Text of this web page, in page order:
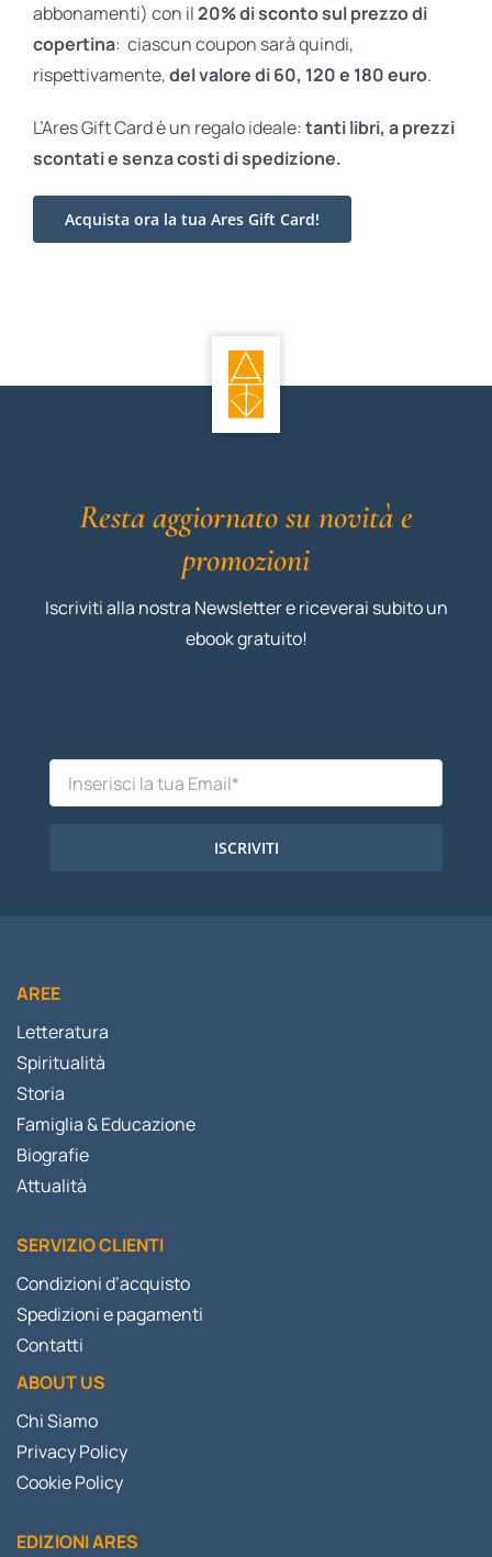
abbonamenti) con il20% di sconto sul prezzo di
copertina: ciascun coupon sarà quindi,
rispettivamente,del valore di 60, 120 e 180 euro.
L’Ares Gift Card è un regalo ideale: tanti libri, a prezzi
scontati esenza costi di spedizione.
Acquista ora la tua Ares Gift Card!
Resta aggiornato su novità e
promozioni
Iscriviti alla nostra Newsletter e riceverai subito un
ebook gratuito!
ISCRIVITI
AREE
Letteratura
Spiritualità
Storia
Famiglia & Educazione
Biografie
Attualità
SERVIZIO CLIENTI
Condizioni d’acquisto
Spedizioni e pagamenti
Contatti
ABOUT US
Chi Siamo
Privacy Policy
Cookie Policy
EDIZIONI ARES